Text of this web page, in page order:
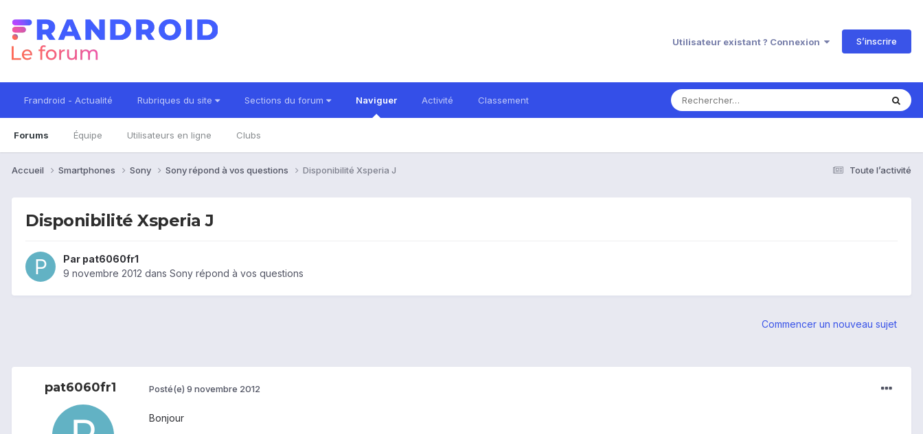
Utilisateur existant ? Connexion S’inscrire
Frandroid - Actualité Rubriques du site Sections du forum Naviguer
Forums Équipe Utilisateurs en ligne Clubs
Activité Classement
Toute l’activité
Accueil Smartphones Sony Sony répond à vos questions Disponibilité Xsperia J
Disponibilité Xsperia J
Par pat6060fr1
9 novembre 2012 dans Sony répond à vos questions
Commencer un nouveau sujet
pat6060fr1 Posté(e) 9 novembre 2012
Bonjour